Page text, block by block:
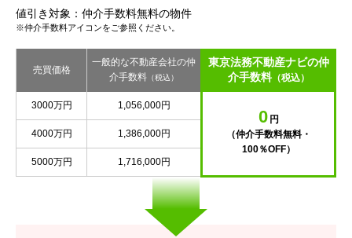
値引き対象：仲介手数料無料の物件
※仲介手数料アイコンをご参照ください。
売買価格
一般的な不動産会社の仲
介手数料 （税込）
東京法務不動産ナビの仲
介手数料（税込）
3000万円 1,056,000円
0 円
（仲介手数料無料・
100％OFF）
4000万円 1,386,000円
5000万円 1,716,000円